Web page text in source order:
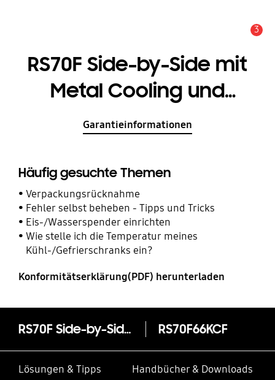
3
RS70F Side-by-Side mit
Metal Cooling und
Festwasseranschluss,
Garantieinformationen
Häufig gesuchte Themen
Verpackungsrücknahme
Fehler selbst beheben - Tipps und Tricks
Eis-/Wasserspender einrichten
Wie stelle ich die Temperatur meines
Kühl-/Gefrierschranks ein?
Konformitätserklärung(PDF) herunterladen
RS70F Side-by-Side mit Metal Cooling und Festwasseranschluss, EEK: C RS70F66KCF
Lösungen & Tipps Handbücher & Downloads